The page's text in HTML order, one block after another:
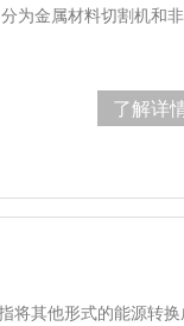
为金属材料切割机和
了解详
将其他形式的能源转